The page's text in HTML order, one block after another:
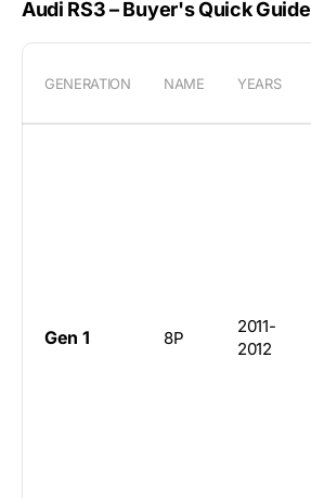
Audi RS3 – Buyer's Quick Guide
GENERATION NAME YEARS
Gen 1 8P
2011-
2012